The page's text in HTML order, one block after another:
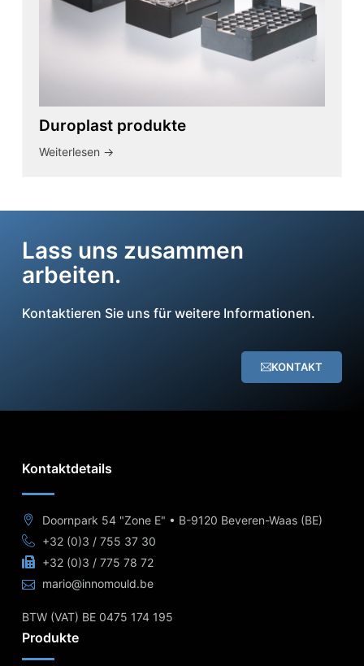
Duroplast produkte
Weiterlesen ->
Lass uns zusammen
arbeiten.
Kontaktieren Sie uns für weitere Informationen.
KONTAKT
Kontaktdetails
Doornpark 54 "Zone E" • B-9120 Beveren-Waas (BE)
+32 (0)3 / 755 37 30
+32 (0)3 / 775 78 72
mario@innomould.be
BTW (VAT) BE 0475 174 195
Produkte